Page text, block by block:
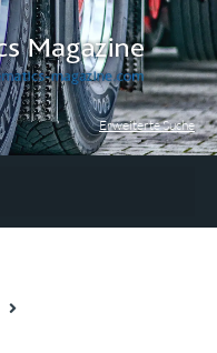
Erweiterte Suche